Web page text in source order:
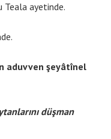
Teala ayetinde.
aduvven şeyâtînel
düşman